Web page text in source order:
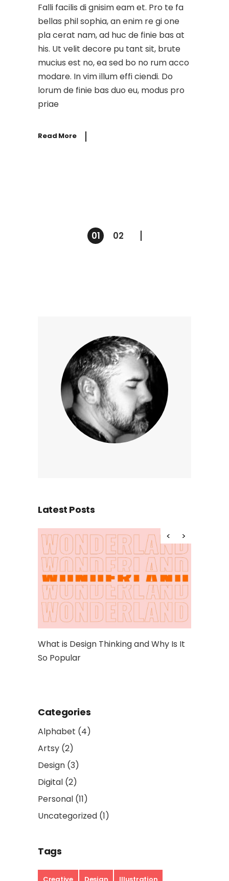
Falli facilis di gnisim eam et. Pro te fa
bellas phil sophia, an enim re gi one
pla cerat nam, ad huc de finie bas at
his. Ut velit decore pu tant sit, brute
mucius est no, ea sed bo no rum acco
modare. In vim illum effi ciendi. Do
lorum de finie bas duo eu, modus pro
priae
Read More
Posts01 02
Latest Posts
and Why Is It
Hello world!
Categories
Alphabet (4)
Artsy (2)
Design (3)
Digital (2)
Personal (11)
Uncategorized (1)
Tags